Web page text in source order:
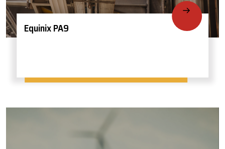
Equinix PA9